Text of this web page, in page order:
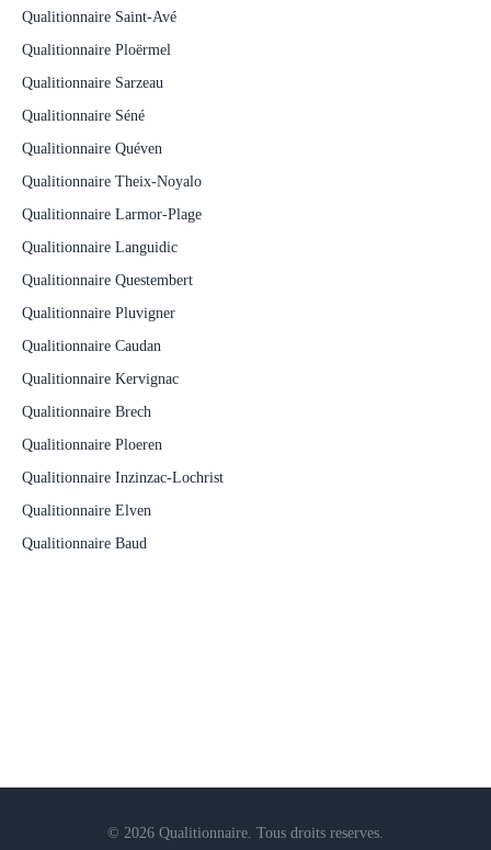
Qualitionnaire Saint-Avé
Qualitionnaire Ploërmel
Qualitionnaire Sarzeau
Qualitionnaire Séné
Qualitionnaire Quéven
Qualitionnaire Theix-Noyalo
Qualitionnaire Larmor-Plage
Qualitionnaire Languidic
Qualitionnaire Questembert
Qualitionnaire Pluvigner
Qualitionnaire Caudan
Qualitionnaire Kervignac
Qualitionnaire Brech
Qualitionnaire Ploeren
Qualitionnaire Inzinzac-Lochrist
Qualitionnaire Elven
Qualitionnaire Baud
© 2026 Qualitionnaire. Tous droits reserves.